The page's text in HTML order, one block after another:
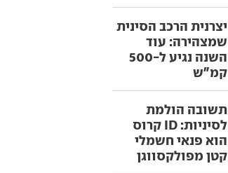
יצרנית הרכב הסינית
שמצהירה: עוד
השנה נגיע ל-500
קמ"ש
תשובה הולמת
לסיניות: ID קרוס
הוא פנאי חשמלי
קטן מפולקסווגן